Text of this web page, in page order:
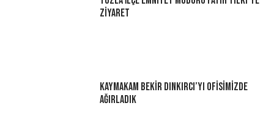
Ziyaret
Kaymakam Bekir Dınkırcı’yı Ofisimizde
Ağırladık